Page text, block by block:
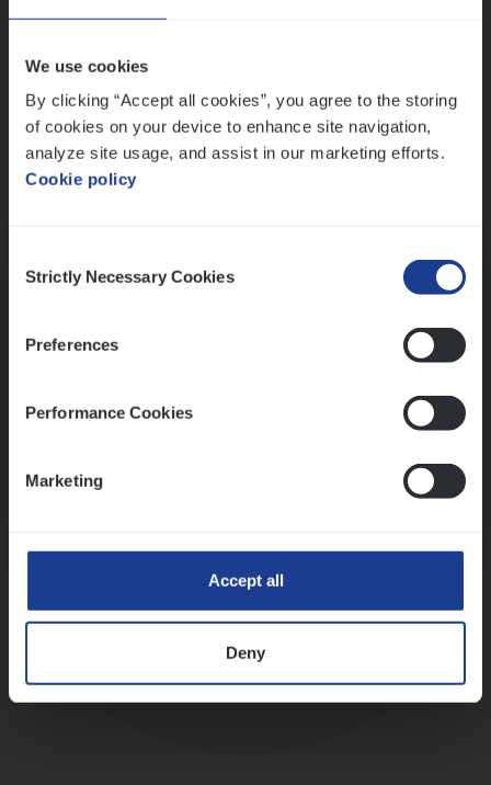
We use cookies
By clicking “Accept all cookies”, you agree to the storing
of cookies on your device to enhance site navigation,
analyze site usage, and assist in our marketing efforts.
Cookie policy
Selection
Strictly Necessary Cookies
Preferences
Performance Cookies
Marketing
Accept all
Deny